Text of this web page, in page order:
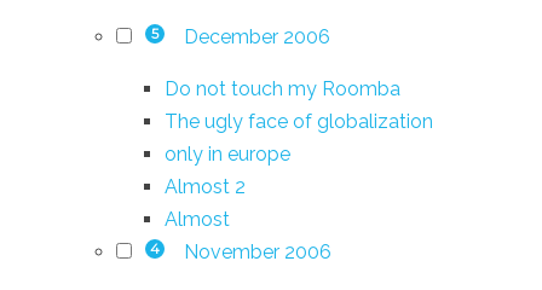
5 December 2006
Do not touch my Roomba
The ugly face of globalization
only in europe
Almost 2
Almost
4 November 2006